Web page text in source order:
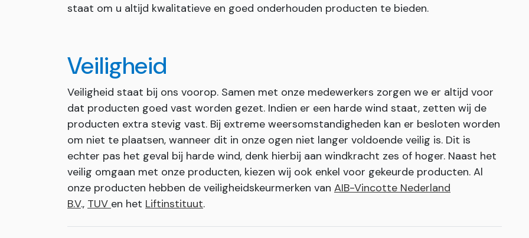
staat om u altijd kwalitatieve en goed onderhouden producten te bieden.
Veiligheid
Veiligheid staat bij ons voorop. Samen met onze medewerkers zorgen we er altijd voor
dat producten goed vast worden gezet. Indien er een harde wind staat, zetten wij de
producten extra stevig vast. Bij extreme weersomstandigheden kan er besloten worden
om niet te plaatsen, wanneer dit in onze ogen niet langer voldoende veilig is. Dit is
echter pas het geval bij harde wind, denk hierbij aan windkracht zes of hoger. Naast het
veilig omgaan met onze producten, kiezen wij ook enkel voor gekeurde producten. Al
onze producten hebben de veiligheidskeurmerken van AIB-Vincotte Nederland
B.V., TUV en het Liftinstituut.